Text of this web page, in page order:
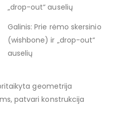
„drop-out“ auselių
Galinis: Prie rėmo skersinio
(wishbone) ir „drop-out“
auselių
geometrija
patvari konstrukcija